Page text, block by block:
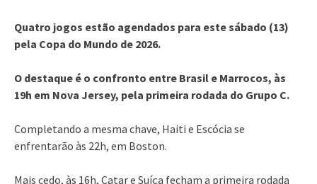
Quatro jogos estão agendados para este sábado (13)
pela Copa do Mundo de 2026.
O destaque é o confronto entre Brasil e Marrocos, às
19h em Nova Jersey, pela primeira rodada do Grupo C.
Completando a mesma chave, Haiti e Escócia se
enfrentarão às 22h, em Boston.
Mais cedo, às 16h, Catar e Suíça fecham a primeira rodada